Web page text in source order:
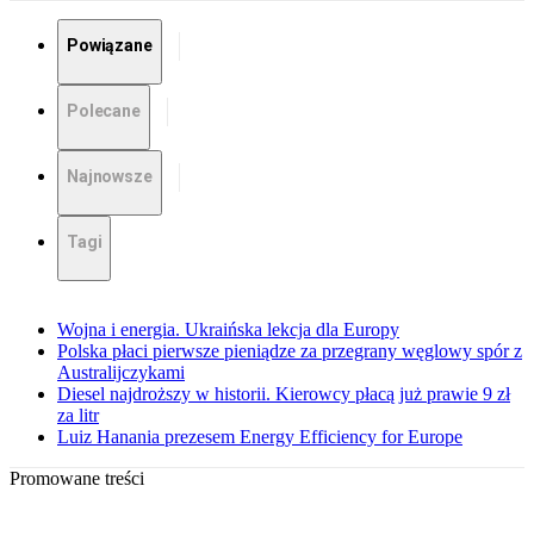
Powiązane
Polecane
Najnowsze
Tagi
Wojna i energia. Ukraińska lekcja dla Europy
Polska płaci pierwsze pieniądze za przegrany węglowy spór z
Australijczykami
Diesel najdroższy w historii. Kierowcy płacą już prawie 9 zł
za litr
Luiz Hanania prezesem Energy Efficiency for Europe
Promowane treści